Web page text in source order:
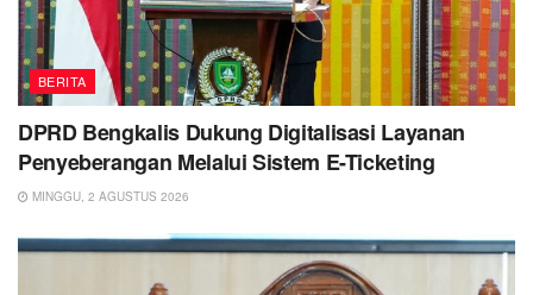
BERITA
DPRD Bengkalis Dukung Digitalisasi Layanan
Penyeberangan Melalui Sistem E-Ticketing
MINGGU, 2 AGUSTUS 2026